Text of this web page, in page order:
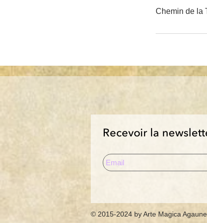
Chemin de la
© 2015-2024 by Arte Magica Agaune
Recevoir la